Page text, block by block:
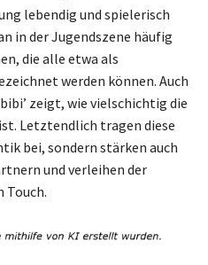
lebendig und spielerisch
in der Jugendszene häufig
die alle etwa als
werden können. Auch
zeigt, wie vielschichtig die
Letztendlich tragen diese
bei, sondern stärken auch
und verleihen der
Touch.